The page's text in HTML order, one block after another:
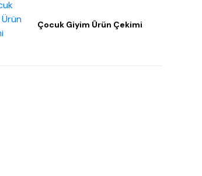
Çocuk Giyim Ürün Çekimi